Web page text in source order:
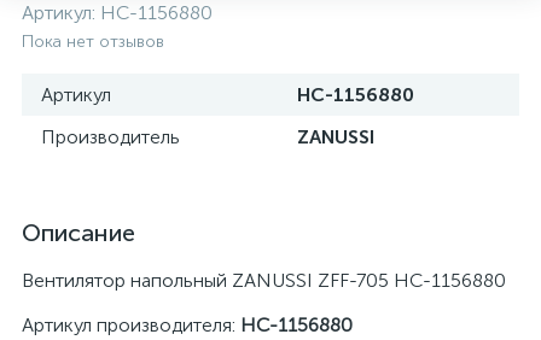
Артикул: НС-1156880
Пока нет отзывов
Артикул
НС-1156880
Производитель
ZANUSSI
Описание
Вентилятор напольный ZANUSSI ZFF-705 НС-1156880
Артикул производителя: НС-1156880